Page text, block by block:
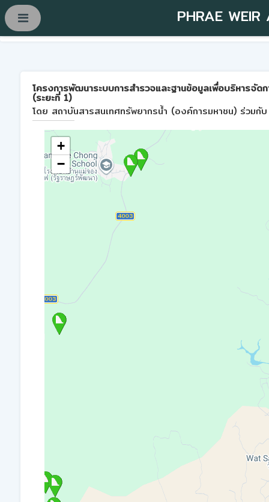
PHRAE WEIR
โครงการพัฒนาระบบการสำรวจและฐานข้อมูลเพื่อบริหารจั
(ระยะที่ 1)
โดย สถาบันสารสนเทศทรัพยากรน้ำ (องค์การมหาชน) ร่วมกั
+
−